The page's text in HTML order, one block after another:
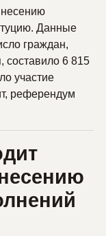
Данные
граждан,
составило 6 815
участие
референдум